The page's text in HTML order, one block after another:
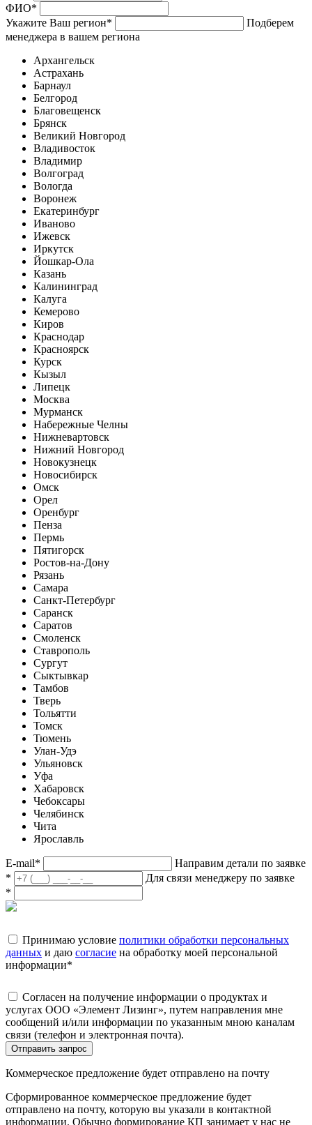
ФИО*
Укажите Ваш регион*
Подберем
менеджера в вашем региона
Архангельск
Астрахань
Барнаул
Белгород
Благовещенск
Брянск
Великий Новгород
Владивосток
Владимир
Волгоград
Вологда
Воронеж
Екатеринбург
Иваново
Ижевск
Иркутск
Йошкар-Ола
Казань
Калининград
Калуга
Кемерово
Киров
Краснодар
Красноярск
Курск
Кызыл
Липецк
Москва
Мурманск
Набережные Челны
Нижневартовск
Нижний Новгород
Новокузнецк
Новосибирск
Омск
Орел
Оренбург
Пенза
Пермь
Пятигорск
Ростов-на-Дону
Рязань
Самара
Санкт-Петербург
Саранск
Саратов
Смоленск
Ставрополь
Сургут
Сыктывкар
Тамбов
Тверь
Тольятти
Томск
Тюмень
Улан-Удэ
Ульяновск
Уфа
Хабаровск
Чебоксары
Челябинск
Чита
Ярославль
E-mail*
Направим детали по заявке
*
Для связи менеджеру по заявке
*
Принимаю условие политики обработки персональных
данных и даю согласие на обработку моей персональной
информации*
Согласен на получение информации о продуктах и
услугах ООО «Элемент Лизинг», путем направления мне
сообщений и/или информации по указанным мною каналам
связи (телефон и электронная почта).
Отправить запрос
Коммерческое предложение будет отправлено на почту
Сформированное коммерческое предложение будет
отправлено на почту, которую вы указали в контактной
информации. Обычно формирование КП занимает у нас не